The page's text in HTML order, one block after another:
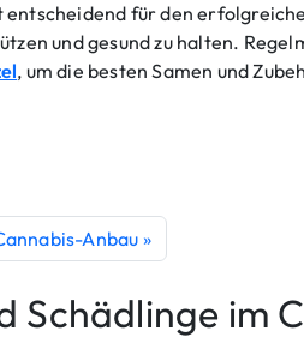
für den
und gesund zu halten.
, um die besten Samen und
Anbau
Schädlinge im